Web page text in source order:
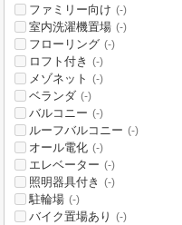
ファミリー向け (-)
室内洗濯機置場 (-)
フローリング (-)
ロフト付き (-)
メゾネット (-)
ベランダ (-)
バルコニー (-)
ルーフバルコニー (-)
オール電化 (-)
エレベーター (-)
照明器具付き (-)
駐輪場 (-)
バイク置場あり (-)